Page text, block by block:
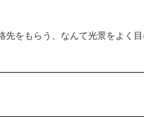
をもらう、なんて光景をよく